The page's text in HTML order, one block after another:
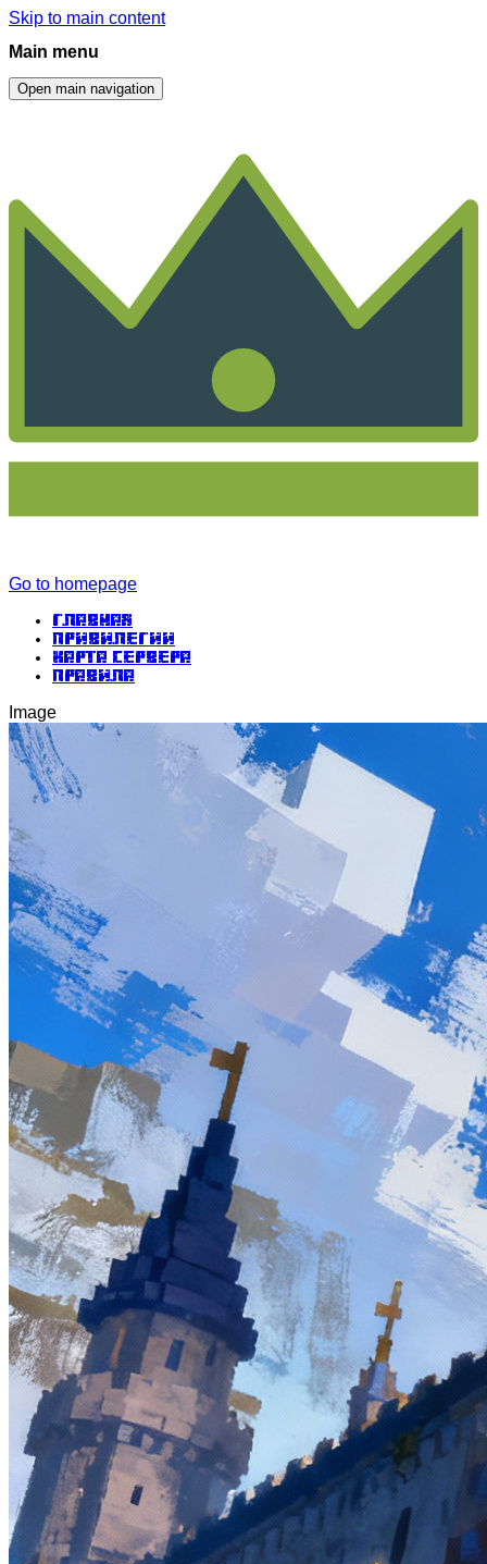
Skip to main content
Main menu
Open main navigation
Go to homepage
Главная
Привилегии
Карта сервера
Правила
Image